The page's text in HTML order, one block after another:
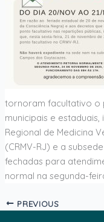
tornoram facultativo o
municipais e
Regional de Medicina
(CRMV-RJ) e a
fechadas para
normal na segunda-
PREVIOUS